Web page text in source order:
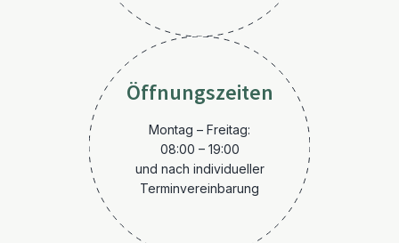
Öffnungszeiten
Montag – Freitag:
08:00 – 19:00
und nach individueller
Terminvereinbarung